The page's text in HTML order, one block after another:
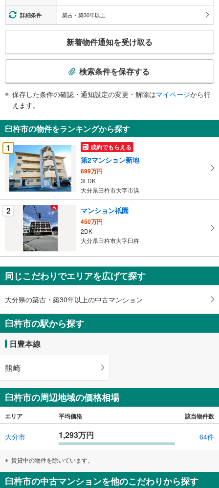
詳細条件 築古・築30年以上
検
知
を
受
け
る
・
件
を
ジ
に
存
す
る
新着物件通知を受け取る
検索条件を保存する
保存した条件の確認・通知設定の変更・解除はマイページから行
えます。
臼杵市の物件をランキングから探す
1
成約でもらえる
第2マンション新地
699万円
3LDK
大分県臼杵市大字市浜
2 マンション祇園
450万円
2DK
大分県臼杵市大字臼杵
同じこだわりでエリアを広げて探す
大分県の築古・築30年以上の中古マンション
臼杵市の駅から探す
日豊本線
熊崎
臼杵市の周辺地域の価格相場
エリア 平均価格 該当物件数
大分市 1,293万円 64件
賃貸中の物件を除いています。
臼杵市の中古マンションを他のこだわりから探す